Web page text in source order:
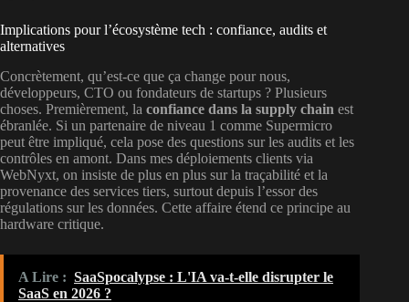
Implications pour l’écosystème tech : confiance, audits et
alternatives
Concrètement, qu’est-ce que ça change pour nous,
développeurs, CTO ou fondateurs de startups ? Plusieurs
choses. Premièrement, la confiance dans la supply chain est
ébranlée. Si un partenaire de niveau 1 comme Supermicro
peut être impliqué, cela pose des questions sur les audits et les
contrôles en amont. Dans mes déploiements clients via
WebNyxt, on insiste de plus en plus sur la traçabilité et la
provenance des services tiers, surtout depuis l’essor des
régulations sur les données. Cette affaire étend ce principe au
hardware critique.
A Lire : SaaSpocalypse : L'IA va-t-elle disrupter le
SaaS en 2026 ?